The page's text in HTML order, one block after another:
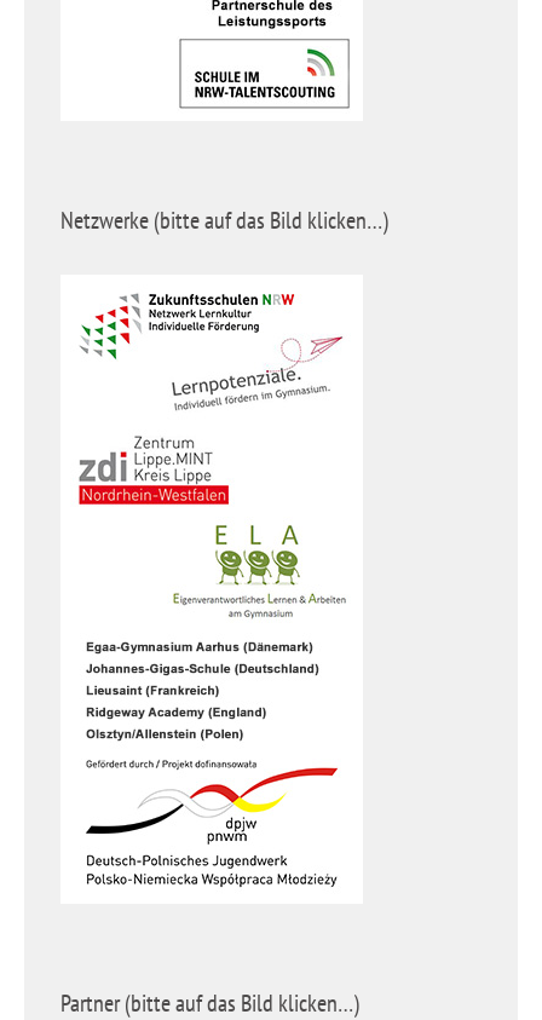
Netzwerke (bitte auf das Bild klicken…)
Partner (bitte auf das Bild klicken…)